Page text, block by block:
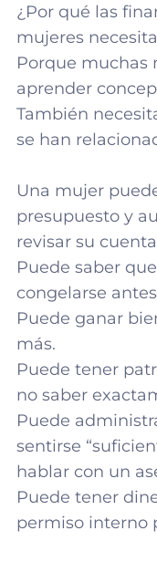
¿Por qué las
mujeres
Porque muchas
aprender
También
se han
Una mujer
presupuesto y
revisar su
Puede saber
congelarse
Puede ganar
más.
Puede tener
no saber
Puede
sentirse
hablar con un
Puede tener
permiso interno